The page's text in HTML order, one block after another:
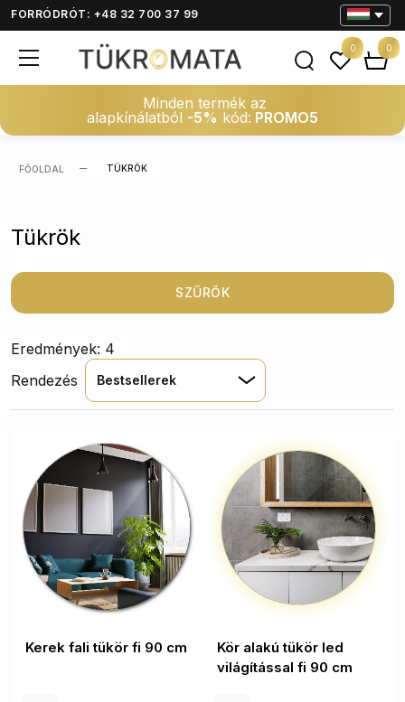
FORRÓDRÓT: +48 32 700 37 99
Minden termék az
alapkínálatból -5% kód: PROMO5
0 0
FŐOLDAL TÜKRÖK
Tükrök
SZŰRŐK
Eredmények: 4
Rendezés
Bestsellerek
Kerek fali tükör fi 90 cm
Kör alakú tükör led
világítással fi 90 cm